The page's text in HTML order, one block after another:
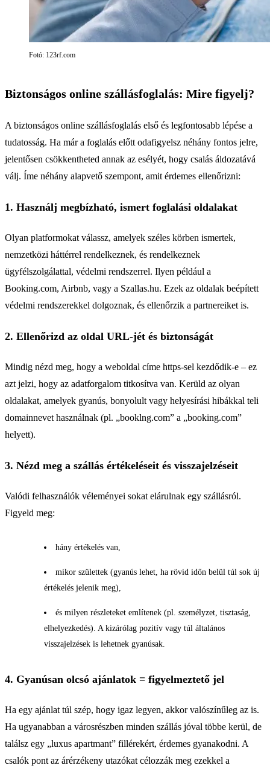
Fotó: 123rf.com
Biztonságos online szállásfoglalás: Mire figyelj?
A biztonságos online szállásfoglalás első és legfontosabb lépése a
tudatosság. Ha már a foglalás előtt odafigyelsz néhány fontos jelre,
jelentősen csökkentheted annak az esélyét, hogy csalás áldozatává
válj. Íme néhány alapvető szempont, amit érdemes ellenőrizni:
1. Használj megbízható, ismert foglalási oldalakat
Olyan platformokat válassz, amelyek széles körben ismertek,
nemzetközi háttérrel rendelkeznek, és rendelkeznek
ügyfélszolgálattal, védelmi rendszerrel. Ilyen például a
Booking.com, Airbnb, vagy a Szallas.hu. Ezek az oldalak beépített
védelmi rendszerekkel dolgoznak, és ellenőrzik a partnereiket is.
2. Ellenőrizd az oldal URL-jét és biztonságát
Mindig nézd meg, hogy a weboldal címe https-sel kezdődik-e – ez
azt jelzi, hogy az adatforgalom titkosítva van. Kerüld az olyan
oldalakat, amelyek gyanús, bonyolult vagy helyesírási hibákkal teli
domainnevet használnak (pl. „booklng.com” a „booking.com”
helyett).
3. Nézd meg a szállás értékeléseit és visszajelzéseit
Valódi felhasználók véleményei sokat elárulnak egy szállásról.
Figyeld meg:
hány értékelés van,
mikor születtek (gyanús lehet, ha rövid időn belül túl sok új
értékelés jelenik meg),
és milyen részleteket említenek (pl. személyzet, tisztaság,
elhelyezkedés). A kizárólag pozitív vagy túl általános
visszajelzések is lehetnek gyanúsak.
4. Gyanúsan olcsó ajánlatok = figyelmeztető jel
Ha egy ajánlat túl szép, hogy igaz legyen, akkor valószínűleg az is.
Ha ugyanabban a városrészben minden szállás jóval többe kerül, de
találsz egy „luxus apartmant” fillérekért, érdemes gyanakodni. A
csalók pont az árérzékeny utazókat célozzák meg ezekkel a